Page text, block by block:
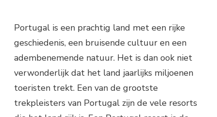
Portugal is een prachtig land met een rijke
geschiedenis, een bruisende cultuur en een
adembenemende natuur. Het is dan ook niet
verwonderlijk dat het land jaarlijks miljoenen
toeristen trekt. Een van de grootste
trekpleisters van Portugal zijn de vele resorts